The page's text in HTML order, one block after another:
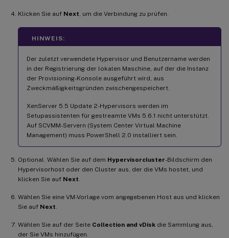
Klicken Sie auf Next , um die Verbindung zu prüfen.
HINWEIS:
Der zuletzt verwendete Hypervisor und Benutzername werden
in der Registrierung der lokalen Maschine, auf der die Instanz
der Provisioning-Konsole ausgeführt wird, aus
Zweckmäßigkeitsgründen zwischengespeichert.
XenServer 5.5 Update 2-Hypervisors werden im
Setupassistenten für gestreamte VMs 5.6.1 nicht unterstützt.
Auf SCVMM-Servern (System Center Virtual Machine
Management) muss PowerShell 2.0 installiert sein.
Optional. Wählen Sie auf dem Hypervisorcluster-Bildschirm den
Hypervisorhost oder den Cluster aus, der die VMs hostet, und
klicken Sie auf Next
Wählen Sie eine VM-Vorlage vom angegebenen Host aus und klicken
Sie auf Next
Wählen Sie auf der Seite Collection and vDisk die Sammlung aus,
der Sie VMs hinzufügen.